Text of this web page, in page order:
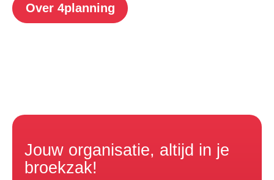
Over 4planning
Jouw organisatie, altijd in je
broekzak!